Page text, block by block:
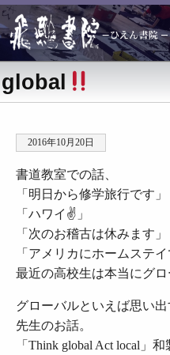
global
2016年10月20日
書道教室での話、
「明日から修学旅行です
「ハワイ✌️」
「次のお稽古は休みます
「アメリカにホームステ
最近の高校生は本当にグロ
グローバルといえば思い
先生のお話。
「Think global Act local」